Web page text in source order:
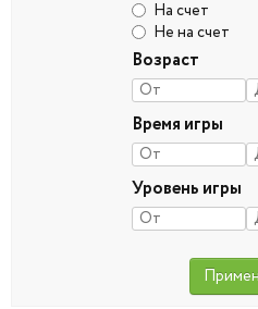
На счет
Не на счет
Возраст
Время игры
Уровень игры